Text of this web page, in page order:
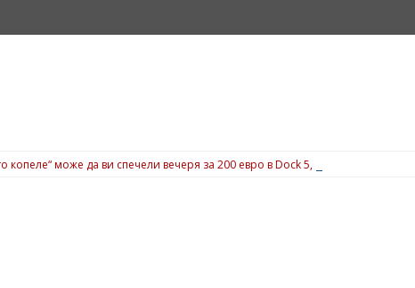
копеле“ може да ви спечели вечеря за 200 евро в Dock 5, вижте подробности